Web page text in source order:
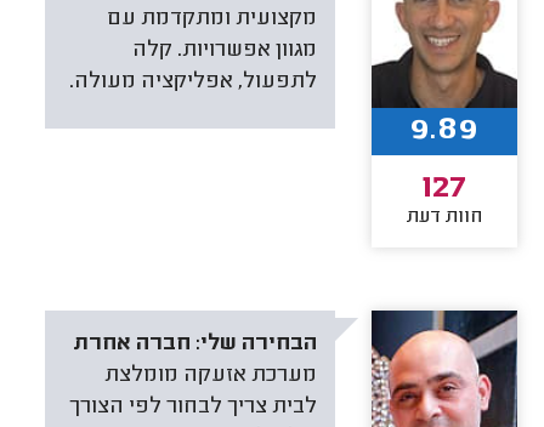
מקצועית ומתקדמת עם
מגוון אפשרויות. קלה
לתפעול, אפליקציה מעולה.
9.89
127
חוות דעת
הבחירה שלי: חברה אחרת
מערכת אזעקה מומלצת
לבית צריך לבחור לפי הצורך